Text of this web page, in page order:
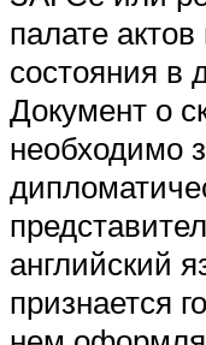
палате актов
состояния в
Документ о
необходимо
английский
признается